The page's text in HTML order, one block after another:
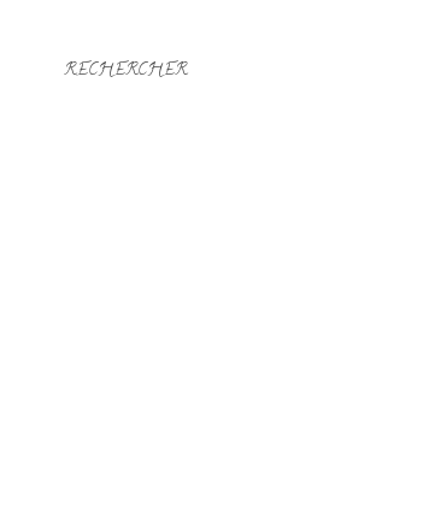
RECHERCHER